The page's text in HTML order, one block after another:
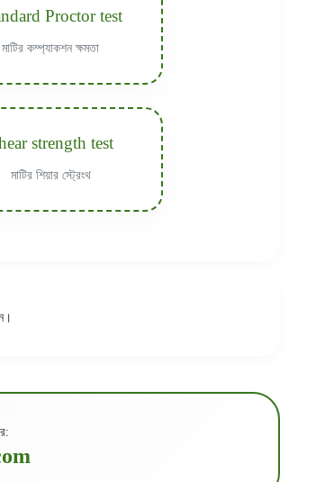
Proctor test
মাটির কম্প্যাকশন ক্ষমতা
strength test
মাটির শিয়ার স্ট্রেংথ